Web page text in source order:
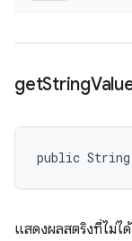
getString
public
แสดงผลสตริงที่ไม่ไ